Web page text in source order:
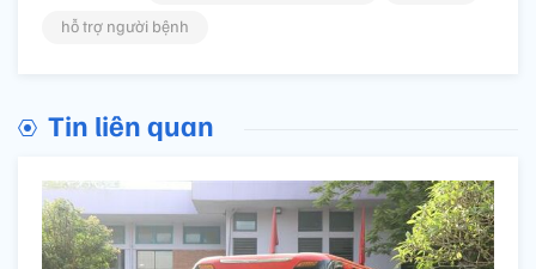
hỗ trợ người bệnh
Tin liên quan